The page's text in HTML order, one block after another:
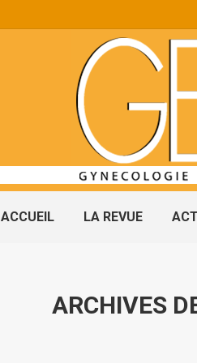
ACCUEIL LA REVUE
ARCHIVES